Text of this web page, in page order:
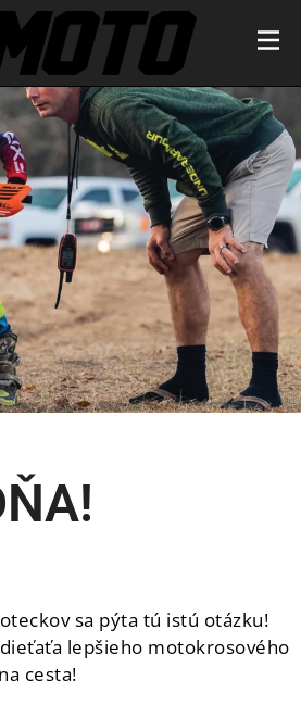
sa pýta tú istú otázku!
lepšieho motokrosového
cesta!